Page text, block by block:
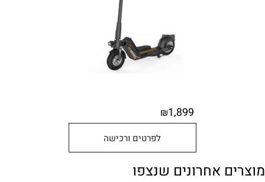
₪1,899
לפרטים ורכישה
מוצרים אחרונים שנצפו